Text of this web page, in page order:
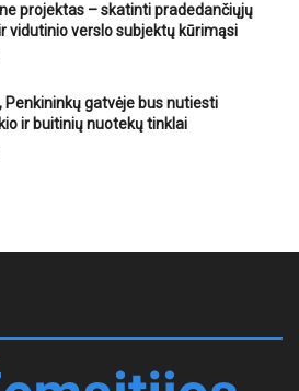
projektas – skatinti pradedančiųjų
vidutinio verslo subjektų kūrimąsi
Penkininkų gatvėje bus nutiesti
ir buitinių nuotekų tinklai